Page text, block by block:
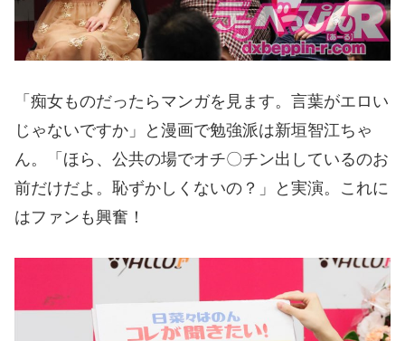
「痴女ものだったらマンガを見ます。言葉がエロい
じゃないですか」と漫画で勉強派は新垣智江ちゃ
ん。「ほら、公共の場でオチ〇チン出しているのお
前だけだよ。恥ずかしくないの？」と実演。これに
はファンも興奮！